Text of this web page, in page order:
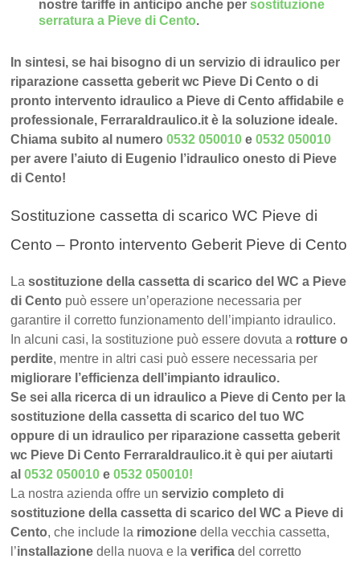
nostre tariffe in anticipo anche persostituzione
serratura a Pieve di Cento.
In sintesi, se hai bisogno di un servizio di idraulico per
riparazione cassetta geberit wc Pieve Di Cento o di
pronto intervento idraulico a Pieve di Cento affidabile e
professionale, FerraraIdraulico.it è la soluzione ideale.
Chiama subito al numero0532 050010 e0532 050010
per avere l’aiuto di Eugenio l’idraulico onesto di Pieve
di Cento!
Sostituzione cassetta di scarico WC Pieve di
Cento – Pronto intervento Geberit Pieve di Cento
Lasostituzione della cassetta di scarico del WC a Pieve
di Cento può essere un’operazione necessaria per
garantire il corretto funzionamento dell’impianto idraulico.
In alcuni casi, la sostituzione può essere dovuta a rotture o
perdite, mentre in altri casi può essere necessaria per
migliorare l’efficienza dell’impianto idraulico.
Se sei alla ricerca di un idraulico a Pieve di Cento per la
sostituzione della cassetta di scarico del tuo WC
oppure di un idraulico per riparazione cassetta geberit
wc Pieve Di Cento FerraraIdraulico.it è qui per aiutarti
al0532 050010 e0532 050010!
La nostra azienda offre unservizio completo di
sostituzione della cassetta di scarico del WC a Pieve di
Cento, che include la rimozione della vecchia cassetta,
l’installazione della nuova e laverifica del corretto